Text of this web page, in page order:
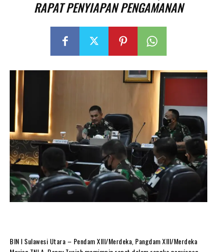
RAPAT PENYIAPAN PENGAMANAN
BIN I Sulawesi Utara – Pendam XIII/Merdeka, Pangdam XIII/Merdeka